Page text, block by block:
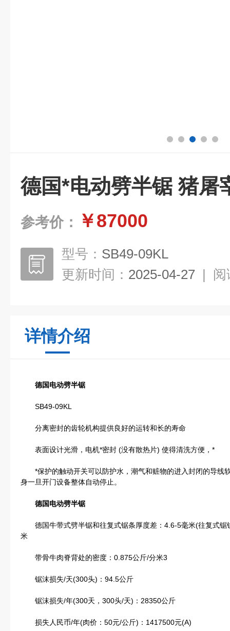
德国*电动劈半锯 猪屠
参考价： ￥87000
型号： SB49-09KL
更新时间： 2025-04-27 | 阅
详情介绍
德国电动劈半锯
SB49-09KL
分离密封的齿轮机构提供良好的运转和长的寿命
表面设计光滑，电机*密封 (没有散热片) 使得清洗方便，*
*保护的触动开关可以防护水，潮气和赃物的进入封闭的导线
身一旦开门设备整体自动停止。
德国电动劈半锯
德国牛带式劈半锯和往复式锯条厚度差：4.6-5毫米(往复式锯
米
带骨牛肉脊背处的密度：0.875公斤/分米3
锯沫损失/天(300头)：94.5公斤
锯沫损失/年(300天，300头/天)：28350公斤
损失人民币/年(肉价：50元/公斤)：1417500元(A)